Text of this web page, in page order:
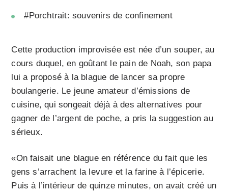
#Porchtrait: souvenirs de confinement
Cette production improvisée est née d’un souper, au
cours duquel, en goûtant le pain de Noah, son papa
lui a proposé à la blague de lancer sa propre
boulangerie. Le jeune amateur d’émissions de
cuisine, qui songeait déjà à des alternatives pour
gagner de l’argent de poche, a pris la suggestion au
sérieux.
«On faisait une blague en référence du fait que les
gens s’arrachent la levure et la farine à l’épicerie.
Puis à l’intérieur de quinze minutes, on avait créé un